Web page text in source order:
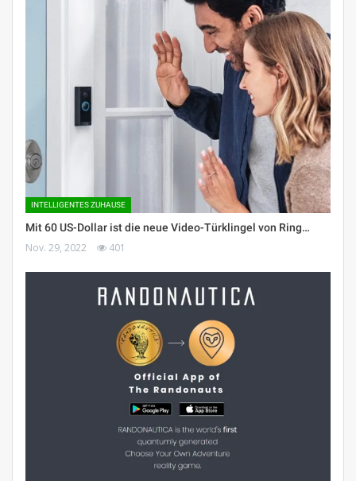
INTELLIGENTES ZUHAUSE
Mit 60 US-Dollar ist die neue Video-Türklingel von Ring…
Nov. 29, 2022 401